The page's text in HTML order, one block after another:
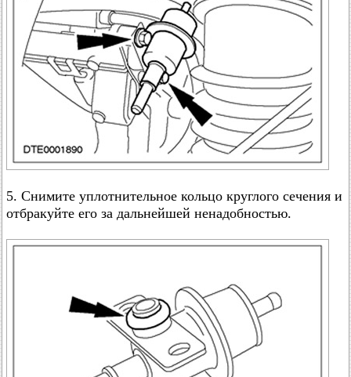
5. Снимите уплотнительное кольцо круглого сечения и
отбракуйте его за дальнейшей ненадобностью.